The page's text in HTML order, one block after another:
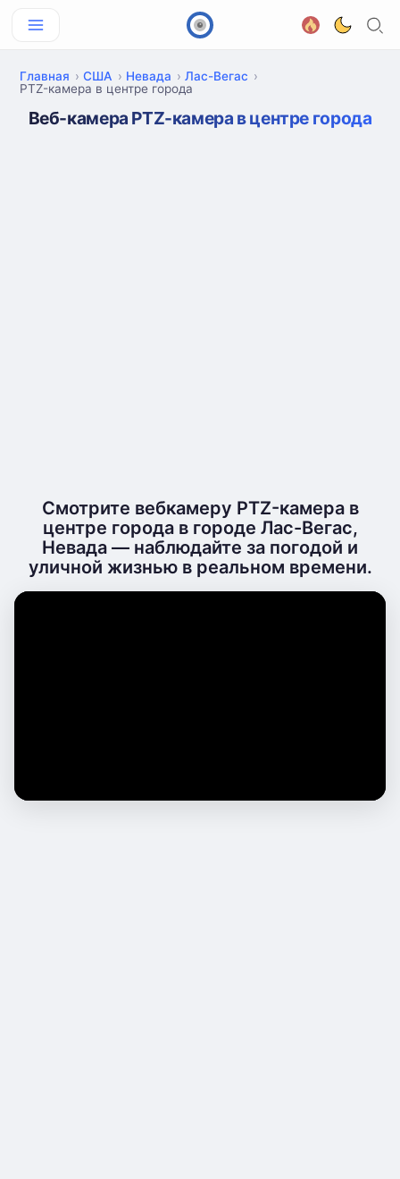
Главная США Невада
Лас-Вегас
PTZ-камера в центре города
Веб-камера PTZ-камера в центре города
Смотрите вебкамеру PTZ-камера в
центре города в городе Лас-Вегас,
Невада — наблюдайте за погодой и
уличной жизнью в реальном времени.